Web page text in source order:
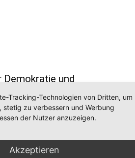
Demokratie und
Tracking-Technologien von Dritten, um
stetig zu verbessern und Werbung
der Nutzer anzuzeigen.
Akzeptieren